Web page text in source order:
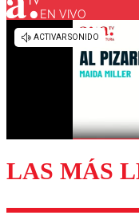
EN VIVO
LAS MÁS